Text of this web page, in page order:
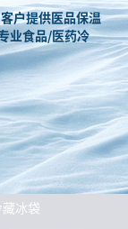
户提供医品保温
业食品/医药冷
冰袋